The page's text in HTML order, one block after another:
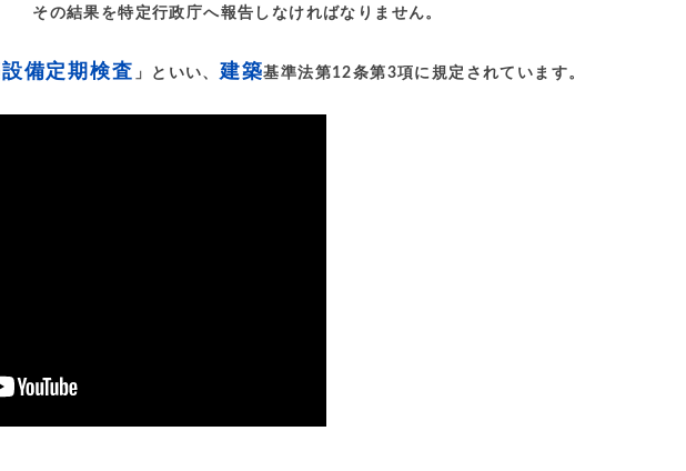
その結果を特定行政庁へ報告しなければなりません。
備定期検査 」といい、 建築基準法第12条第3項に規定されています。